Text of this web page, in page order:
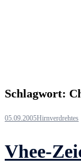
Schlagwort:
05.09.2005Hirnverdrehtes
Vhee-